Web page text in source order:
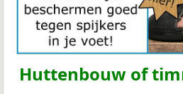
Huttenbouw of